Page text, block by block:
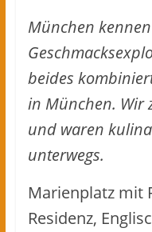
München
beides
in München. Wir
und waren
unterwegs.
Marienplatz mit
Residenz,